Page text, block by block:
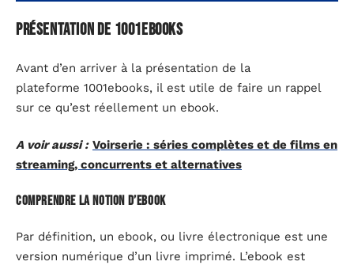
Présentation de 1001ebooks
Avant d’en arriver à la présentation de la
plateforme 1001ebooks, il est utile de faire un rappel
sur ce qu’est réellement un ebook.
A voir aussi : Voirserie : séries complètes et de films en
streaming, concurrents et alternatives
Comprendre la notion d’ebook
Par définition, un ebook, ou livre électronique est une
version numérique d’un livre imprimé. L’ebook est